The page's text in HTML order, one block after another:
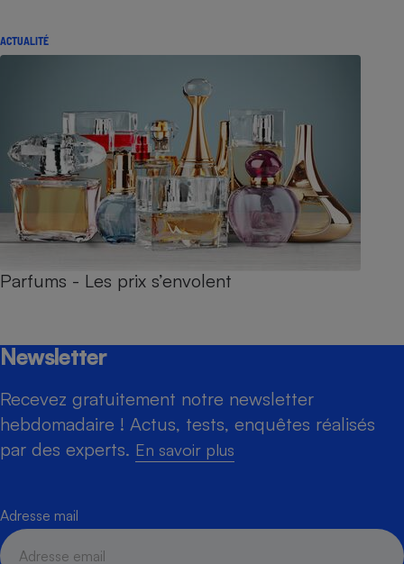
ACTUALITÉ
Parfums - Les prix s’envolent
Newsletter
Recevez gratuitement notre newsletter
hebdomadaire ! Actus, tests, enquêtes réalisés
par des experts. En savoir plus
Adresse mail